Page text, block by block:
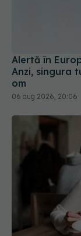
Alertă în
Anzi, singura
om
06 aug 2026, 20:06